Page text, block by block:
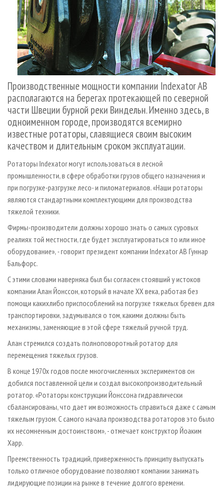
Производственные мощности компании Indexator AB
располагаются на берегах протекающей по северной
части Швеции бурной реки Виндельн. Именно здесь, в
одноименном городе, производятся всемирно
известные ротаторы, славящиеся своим высоким
качеством и длительным сроком эксплуатации.
Ротаторы Indexator могут использоваться в лесной
промышленности, в сфере обработки грузов общего назначения и
при погрузке-разгрузке лесо- и пиломатериалов. «Наши ротаторы
являются стандартными комплектующими для производства
тяжелой техники.
Фирмы-производители должны хорошо знать о самых суровых
реалиях той местности, где будет эксплуатироваться то или иное
оборудование», - говорит президент компании Indexator AB Гуннар
Бальфорс.
С этими словами наверняка был бы согласен стоявший у истоков
компании Алан Йонссон, который в начале XX века, работая без
помощи каких­либо приспособлений на погрузке тяжелых бревен для
транспортировки, задумывался о том, какими должны быть
механизмы, заменяющие в этой сфере тяжелый ручной труд.
Алан стремился создать полноповоротный ротатор для
перемещения тяжелых грузов.
В конце 1970­х годов после многочисленных экспериментов он
добился поставленной цели и создал высокопроизводительный
ротатор. «Ротаторы конструкции Йонссона гидравлически
сбалансированы, что дает им возможность справиться даже с самым
тяжелым грузом. С самого начала производства ротаторов это было
их несомненным достоинством», - отмечает конструктор Йоаким
Харр.
Преемственность традиций, приверженность принципу выпускать
только отличное оборудование позволяют компании занимать
лидирующие позиции на рынке в течение долгого времени.